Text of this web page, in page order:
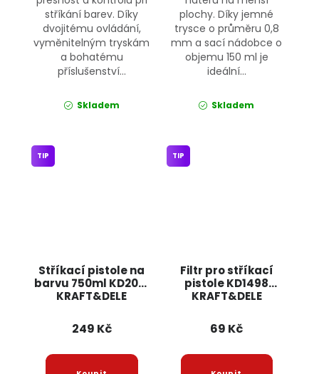
stříkání barev. Díky
dvojitému ovládání,
vyměnitelným tryskám
a bohatému
příslušenství...
Skladem
plochy. Díky jemné
trysce o průměru 0,8
mm a sací nádobce o
objemu 150 ml je
ideální...
Skladem
Stříkací pistole na
barvu 750ml KD2091
KRAFT&DELE
TIP
249 Kč
Filtr pro stříkací
pistole KD1498
KRAFT&DELE
TIP
69 Kč